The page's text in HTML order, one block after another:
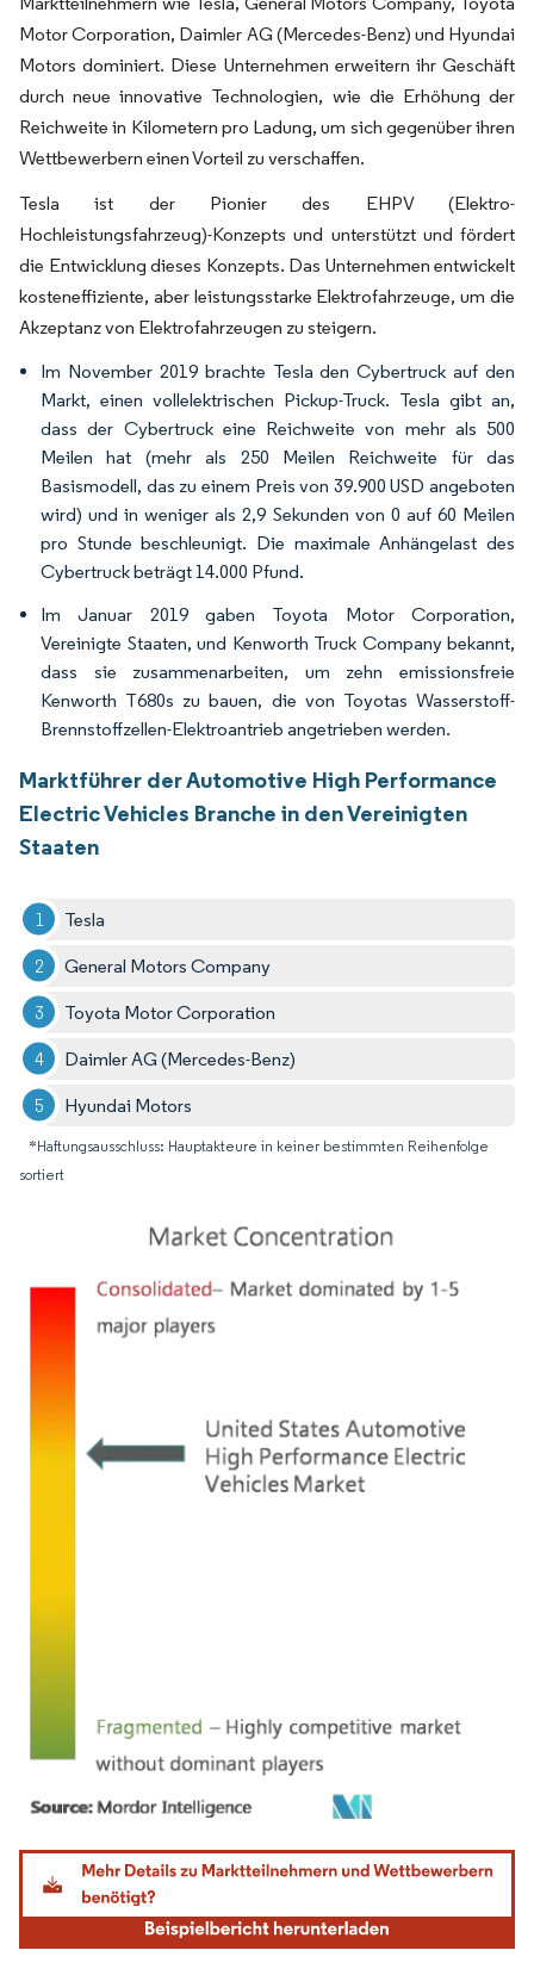
Motor Corporation, Daimler AG (Mercedes-Benz) und Hyundai
Motors dominiert. Diese Unternehmen erweitern ihr Geschäft
durch neue innovative Technologien, wie die Erhöhung der
Reichweite in Kilometern pro Ladung, um sich gegenüber ihren
Wettbewerbern einen Vorteil zu verschaffen.
Tesla ist der Pionier des EHPV (Elektro-
Hochleistungsfahrzeug)-Konzepts und unterstützt und fördert
die Entwicklung dieses Konzepts. Das Unternehmen entwickelt
kosteneffiziente, aber leistungsstarke Elektrofahrzeuge, um die
Akzeptanz von Elektrofahrzeugen zu steigern.
Im November 2019 brachte Tesla den Cybertruck auf den
Markt, einen vollelektrischen Pickup-Truck. Tesla gibt an,
dass der Cybertruck eine Reichweite von mehr als 500
Meilen hat (mehr als 250 Meilen Reichweite für das
Basismodell, das zu einem Preis von 39.900 USD angeboten
wird) und in weniger als 2,9 Sekunden von 0 auf 60 Meilen
pro Stunde beschleunigt. Die maximale Anhängelast des
Cybertruck beträgt 14.000 Pfund.
Im Januar 2019 gaben Toyota Motor Corporation,
Vereinigte Staaten, und Kenworth Truck Company bekannt,
dass sie zusammenarbeiten, um zehn emissionsfreie
Kenworth T680s zu bauen, die von Toyotas Wasserstoff-
Brennstoffzellen-Elektroantrieb angetrieben werden.
Marktführer der Automotive High Performance
Electric Vehicles Branche in den Vereinigten
Staaten
Tesla
General Motors Company
Toyota Motor Corporation
Daimler AG (Mercedes-Benz)
Hyundai Motors
*Haftungsausschluss: Hauptakteure in keiner bestimmten Reihenfolge
sortiert
Bild © Mordor Intelligence. Wiederverwendung erfordert Namensnennung gemäß